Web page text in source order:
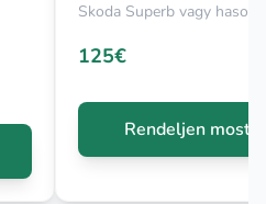
Skoda Superb vagy
125€
Rendeljen most